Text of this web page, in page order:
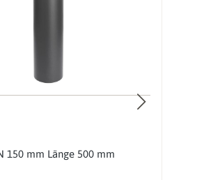
150 mm Länge 500 mm